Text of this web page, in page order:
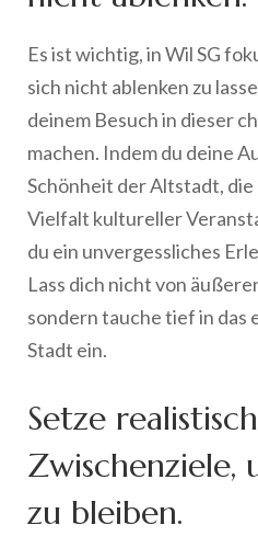
Es ist wichtig, in Wil SG
sich nicht ablenken zu
deinem Besuch in dieser
machen. Indem du deine
Schönheit der Altstadt,
Vielfalt kultureller
du ein unvergessliches
Lass dich nicht von
sondern tauche tief in das
Stadt ein.
Setze
zu bleiben.